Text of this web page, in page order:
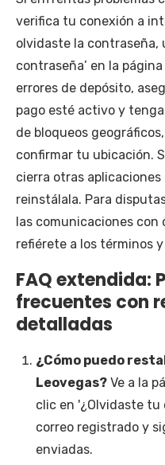
verifica tu conexión a
olvidaste la contraseña,
contraseña’ en la
errores de depósito,
pago esté activo y
de bloqueos
confirmar tu ubicación.
cierra otras
reinstálala. Para
las comunicaciones
refiérete a los términos
FAQ extendida:
frecuentes con
detalladas
¿Cómo puedo
Leovegas? Ve a la
clic en '¿Olvidaste tu
correo registrado y
enviadas.